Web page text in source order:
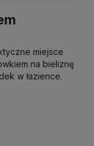
miejsce
na bieliznę
w łazience.